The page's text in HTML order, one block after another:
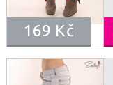
169 Kč